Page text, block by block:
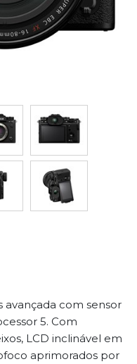
avançada com sensor
5. Com
LCD inclinável em
aprimorados por